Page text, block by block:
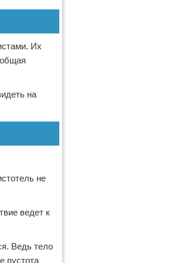
Их
на
не
ведет к
Ведь тело
пустота